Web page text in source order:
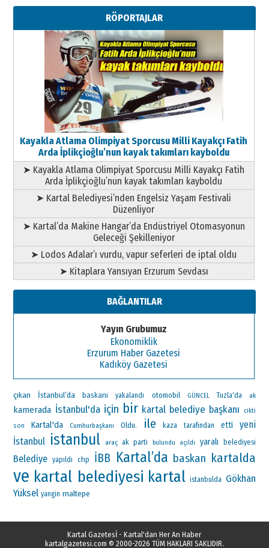
Metin Külünk: Aileyi Korumak
Geleceği Korumaktır
11 Mayıs 2026 Pazartesi
RÖPORTAJLAR
Kayakla Atlama Olimpiyat Sporcusu Milli Kayakçı Fatih
Arda İplikçioğlu’nun kayak takımları kayboldu
➤ Kayakla Atlama Olimpiyat Sporcusu Milli Kayakçı Fatih
Arda İplikçioğlu’nun kayak takımları kayboldu
➤ Kartal Belediyesi’nden Engelsiz Yaşam Festivali
Düzenliyor
➤ Kartal’da Makine Hangar’da Endüstriyel Otomasyonun
Geleceği Şekilleniyor
➤ Lodos Adalar’ı vurdu, vapur seferleri de iptal oldu
➤ Kitaplara Yansıyan Erzurum Sevdası
BAĞLANTILAR
Yayın Grubumuz
Ekonomiklik
Erzurum Haber Gazetesi
Kadıköy Gazetesi
çıkan İstanbul’da baskani yakalandı otomobil GÜNCEL Tuzla'da ak
kamerada İstanbul'da için bir kartal belediye başkanı
cikti
son
Kartal'da Cumhurbaşkanı Oldu. ile kaza tarafından etti
yeni
İstanbul istanbul araç ak parti bulundu açıldı yaralı belediyesi
Belediye yapıldı chp İBB Kartal’da baskan kartalda
ve kartal belediyesi kartal istanbulda
Gökhan
Yüksel yangin maltepe
Kartal Gazetesİ - Kartal'dan Her An Haber
kartalgazetesi.com © 2000-2026 TÜM HAKLARI SAKLIDIR.